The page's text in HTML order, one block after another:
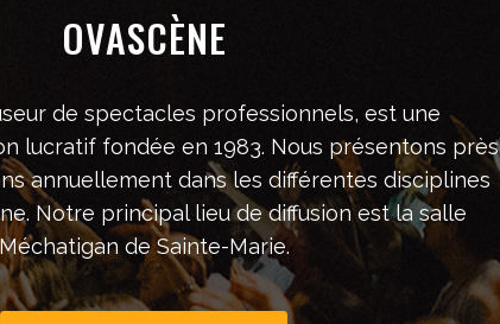
OVASCÈNE
de spectacles professionnels, est une
lucratif fondée en 1983. Nous présentons près
annuellement dans les différentes disciplines
Notre principal lieu de diffusion est la salle
Méchatigan de Sainte-Marie.